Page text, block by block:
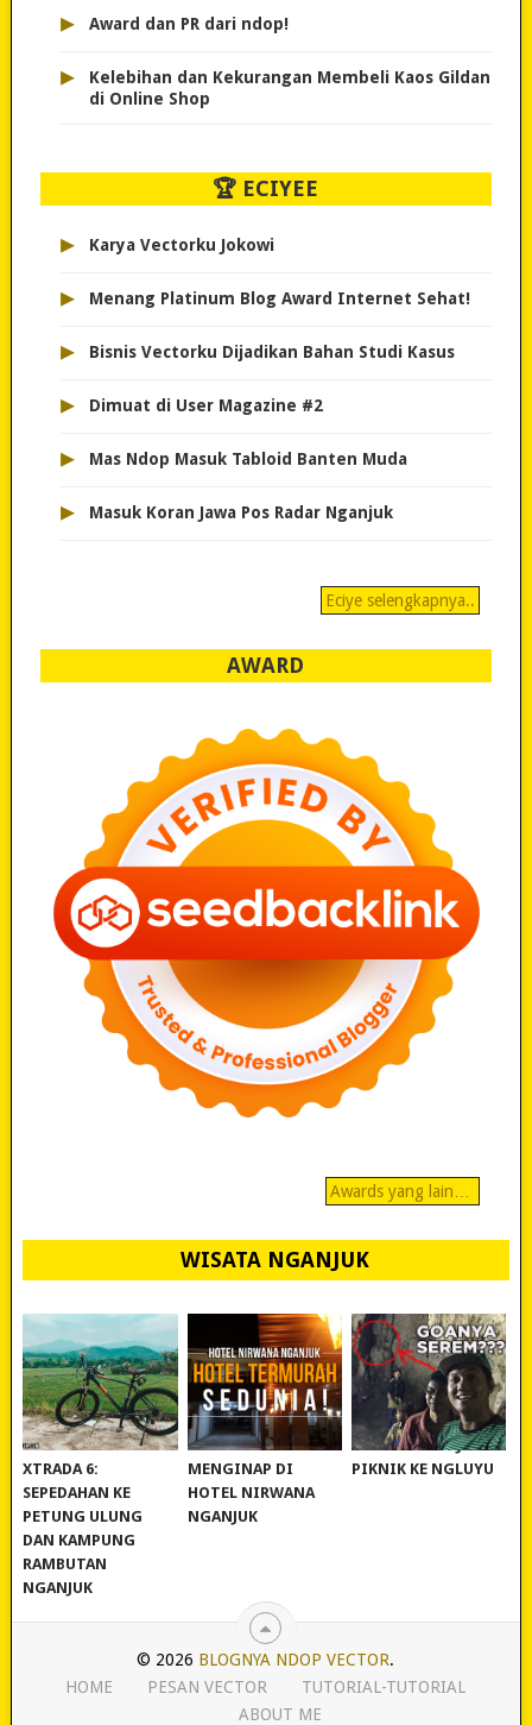
▸ Award dan PR dari ndop!
▸
Kelebihan dan Kekurangan Membeli Kaos Gildan
di Online Shop
🏆 ECIYEE
▸ Karya Vectorku Jokowi
▸ Menang Platinum Blog Award Internet Sehat!
▸ Bisnis Vectorku Dijadikan Bahan Studi Kasus
▸ Dimuat di User Magazine #2
▸ Mas Ndop Masuk Tabloid Banten Muda
▸ Masuk Koran Jawa Pos Radar Nganjuk
Eciye selengkapnya..
AWARD
Awards yang lain…
WISATA NGANJUK
REVIEW POLYGON
XTRADA 6:
SEPEDAHAN KE
PETUNG ULUNG
DAN KAMPUNG
RAMBUTAN
NGANJUK
MURAH BANGET!
MENGINAP DI
HOTEL NIRWANA
NGANJUK
WISATA NGANJUK:
PIKNIK KE NGLUYU
© 2026 BLOGNYA NDOP VECTOR.
HOME
PESAN VECTOR
TUTORIAL-TUTORIAL
ABOUT ME